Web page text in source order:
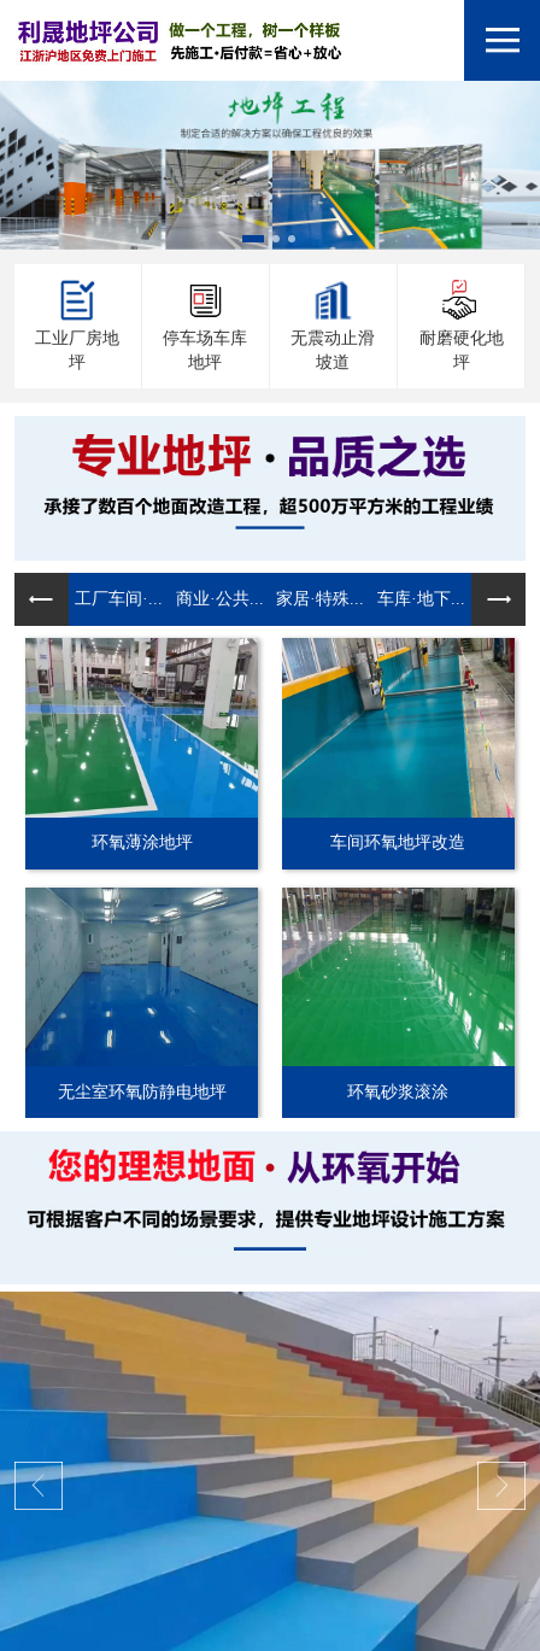
工业厂房地
坪
停车场车库
地坪
无震动止滑
坡道
耐磨硬化地
坪
工厂车间·... 商业·公共... 家居·特殊... 车库·地下...
环氧薄涂地坪 车间环氧地坪改造
无尘室环氧防静电地坪 环氧砂浆滚涂